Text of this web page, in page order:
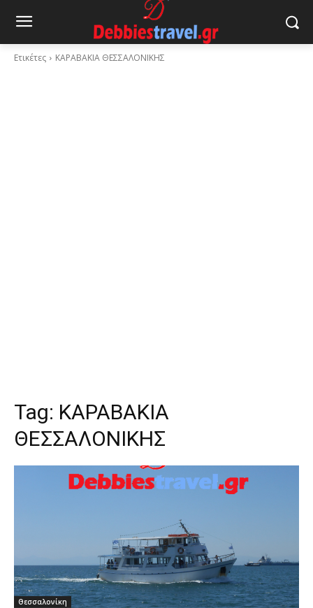
Ετικέτες ΚΑΡΑΒΑΚΙΑ ΘΕΣΣΑΛΟΝΙΚΗΣ
Tag: ΚΑΡΑΒΑΚΙΑ
ΘΕΣΣΑΛΟΝΙΚΗΣ
Θεσσαλονίκη